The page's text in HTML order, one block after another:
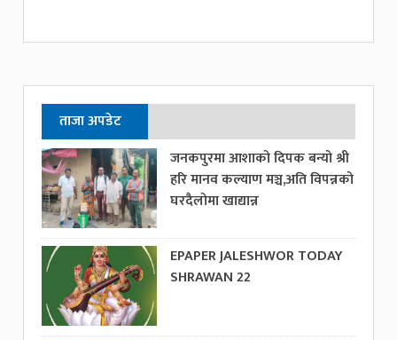
ताजा अपडेट
जनकपुरमा आशाको दिपक बन्यो श्री
हरि मानव कल्याण मञ्च,अति विपन्नको
घरदैलोमा खाद्यान्न
EPAPER JALESHWOR TODAY
SHRAWAN 22